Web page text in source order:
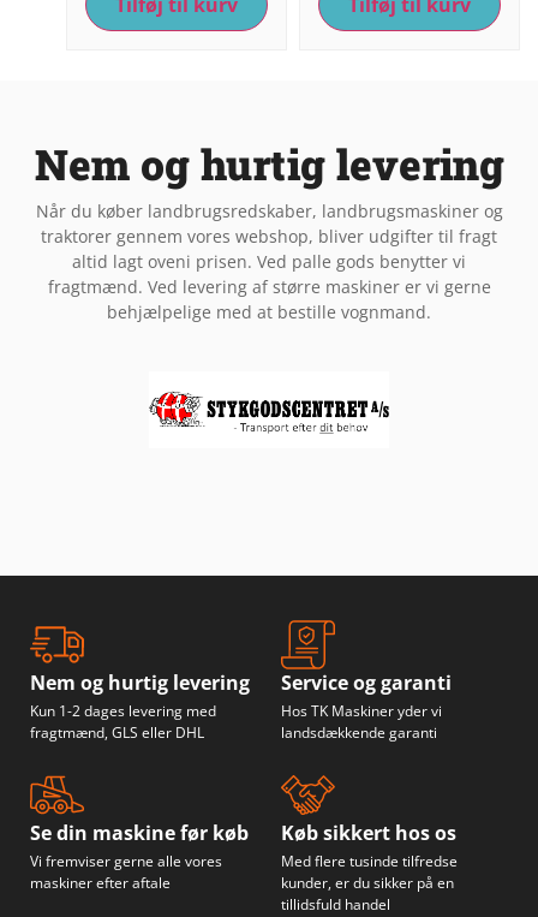
Nem og hurtig levering
Når du køber landbrugsredskaber, landbrugsmaskiner og
traktorer gennem vores webshop, bliver udgifter til fragt
altid lagt oveni prisen. Ved palle gods benytter vi
fragtmænd. Ved levering af større maskiner er vi gerne
behjælpelige med at bestille vognmand.
Nem og hurtig levering
Kun 1-2 dages levering med
fragtmænd, GLS eller DHL
Service og garanti
Hos TK Maskiner yder vi
landsdækkende garanti
Se din maskine før køb
Vi fremviser gerne alle vores
maskiner efter aftale
Køb sikkert hos os
Med flere tusinde tilfredse
kunder, er du sikker på en
tillidsfuld handel